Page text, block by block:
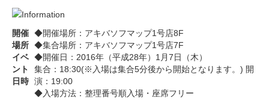
開催
場所
◆開催場所：アキバソフマップ1号店8F
◆集合場所：アキバソフマップ1号店7F
イベ
ント
日時
◆開催日：2016年（平成28年）1月7日（木）
集合：18:30(※入場は集合5分後から開始となります。) 開
演：19:00
◆入場方法：整理番号順入場・座席フリー